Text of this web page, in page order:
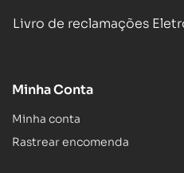
Livro de reclamações
Minha Conta
Minha conta
Rastrear encomenda